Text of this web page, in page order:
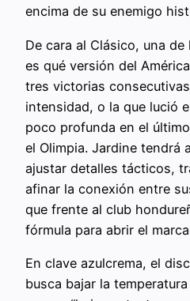
encima de su enemigo
De cara al Clásico, una
es qué versión del
tres victorias
intensidad, o la que lució
poco profunda en el
el Olimpia. Jardine tendrá
ajustar detalles tácticos,
afinar la conexión entre
que frente al club
fórmula para abrir el
En clave azulcrema, el
busca bajar la